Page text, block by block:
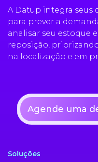
A Datup integra seus
para prever a
analisar seu estoque
reposição,
na localização e em
Agende uma
Soluções